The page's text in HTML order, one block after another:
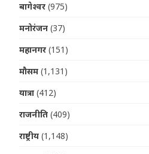
बागेश्वर (975)
मनोरंजन (37)
महानगर (151)
मौसम (1,131)
यात्रा (412)
राजनीति (409)
राष्ट्रीय (1,148)